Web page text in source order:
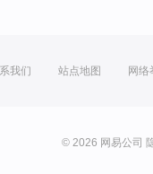
我们 站点地图 网络
© 2026 网易公司